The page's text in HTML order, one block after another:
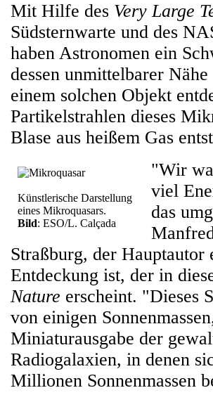
Mit Hilfe des Very Large
Südsternwarte und des
haben Astronomen ein
dessen unmittelbarer
einem solchen Objekt
Partikelstrahlen dieses
Blase aus heißem Gas
Künstlerische Darstellung
eines Mikroquasars.
Bild: ESO/L. Calçada
"Wir
viel
das
Straßburg, der
Entdeckung ist, der in
Nature erscheint. "Dieses
von einigen
Miniaturausgabe der
Radiogalaxien, in denen
Millionen Sonnenmassen